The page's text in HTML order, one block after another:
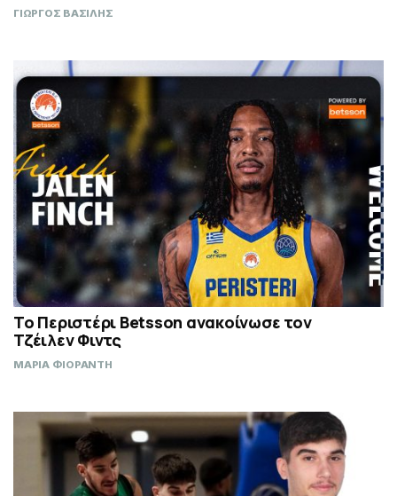
ΓΙΩΡΓΟΣ ΒΑΣΙΛΗΣ
Το Περιστέρι Betsson ανακοίνωσε τον
Τζέιλεν Φιντς
ΜΑΡΙΑ ΦΙΟΡΑΝΤΗ